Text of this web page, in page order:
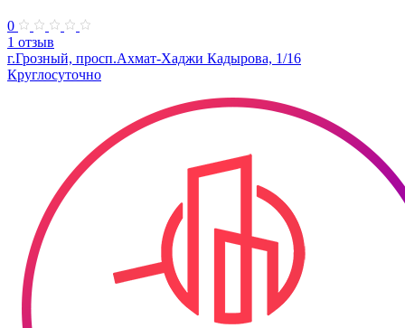
0
1 отзыв
г.Грозный, просп.Ахмат-Хаджи Кадырова, 1/16
Круглосуточно